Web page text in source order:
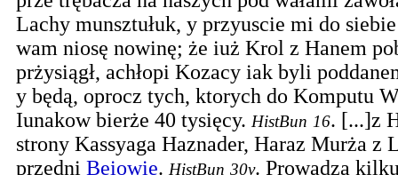
Lachy munsztułuk, y przyuscie mi do
wam niosę nowinę; że iuż Krol z Hanem
prżysiągł, achłopi Kozacy iak byli
y będą, oprocz tych, ktorych do Komputu
Iunakow bierże 40 tysięcy. HistBun 16. [...]z
strony Kassyaga Haznader, Haraz Murża z
przedni Beiowie. HistBun 30v. Prowadzą